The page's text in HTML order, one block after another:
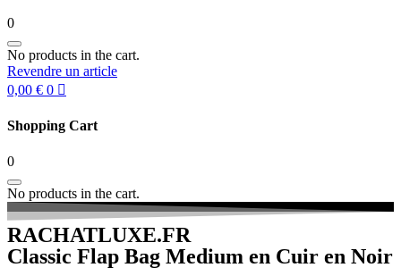
0
No products in the cart.
Revendre un article
0,00 € 0
Shopping Cart
0
No products in the cart.
RACHATLUXE.FR
Classic Flap Bag Medium en Cuir en Noir